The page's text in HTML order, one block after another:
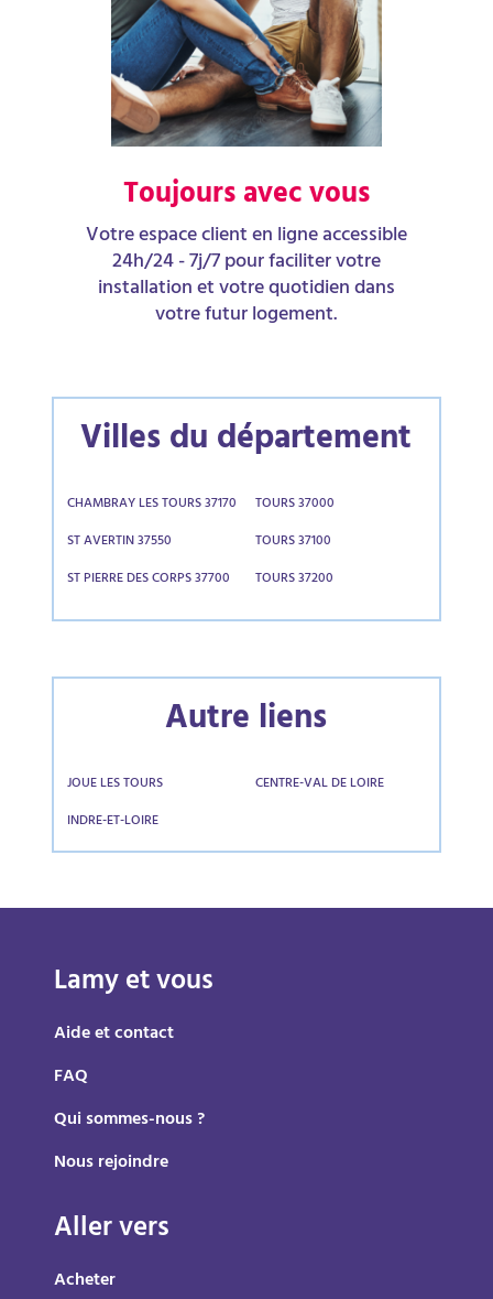
Toujours avec vous
Votre espace client en ligne accessible
24h/24 - 7j/7 pour faciliter votre
installation et votre quotidien dans
votre futur logement.
Villes du département
CHAMBRAY LES TOURS 37170
ST AVERTIN 37550
ST PIERRE DES CORPS 37700
TOURS 37000
TOURS 37100
TOURS 37200
Autre liens
JOUE LES TOURS
INDRE-ET-LOIRE
CENTRE-VAL DE LOIRE
Lamy et vous
Aide et contact
FAQ
Qui sommes-nous ?
Nous rejoindre
Aller vers
Acheter